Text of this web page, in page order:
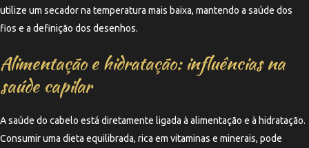
utilize um secador na temperatura mais baixa, mantendo a saúde dos
fios e a definição dos desenhos.
Alimentação e hidratação: influências na
saúde capilar
A saúde do cabelo está diretamente ligada à alimentação e à hidratação.
Consumir uma dieta equilibrada, rica em vitaminas e minerais, pode